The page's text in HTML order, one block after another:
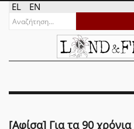
EL EN
[Αφίσα] Για τα 90